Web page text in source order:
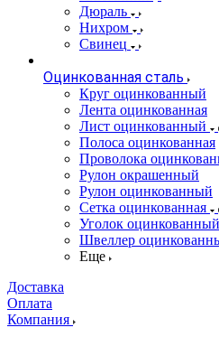
Дюраль
Нихром
Свинец
Оцинкованная сталь
Круг оцинкованный
Лента оцинкованная
Лист оцинкованный
Полоса оцинкованная
Проволока
Рулон окрашенный
Рулон оцинкованный
Сетка оцинкованная
Уголок оцинкованный
Швеллер
Еще
Доставка
Оплата
Компания